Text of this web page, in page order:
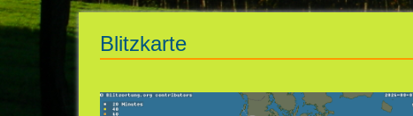
Blitzkarte